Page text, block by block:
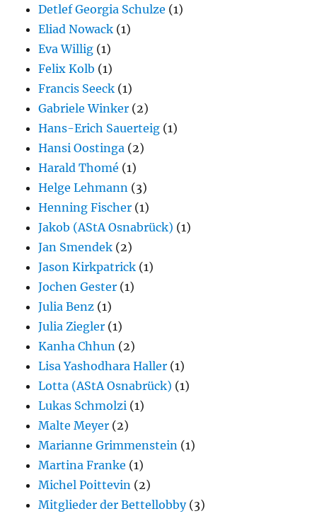
Detlef Georgia Schulze (1)
Eliad Nowack (1)
Eva Willig (1)
Felix Kolb (1)
Francis Seeck (1)
Gabriele Winker (2)
Hans-Erich Sauerteig (1)
Hansi Oostinga (2)
Harald Thomé (1)
Helge Lehmann (3)
Henning Fischer (1)
Jakob (AStA Osnabrück) (1)
Jan Smendek (2)
Jason Kirkpatrick (1)
Jochen Gester (1)
Julia Benz (1)
Julia Ziegler (1)
Kanha Chhun (2)
Lisa Yashodhara Haller (1)
Lotta (AStA Osnabrück) (1)
Lukas Schmolzi (1)
Malte Meyer (2)
Marianne Grimmenstein (1)
Martina Franke (1)
Michel Poittevin (2)
Mitglieder der Bettellobby(3)